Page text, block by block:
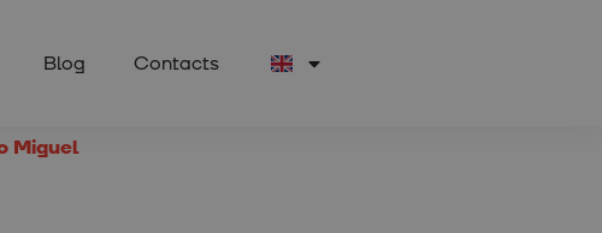
Blog Contacts
Miguel